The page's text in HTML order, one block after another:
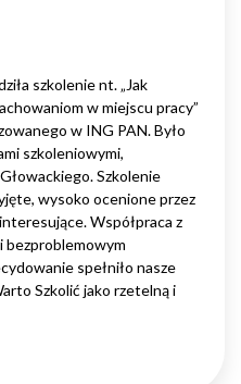
szkolenie nt. „Jak
w miejscu pracy”
w ING PAN. Było
szkoleniowymi,
Szkolenie
wysoko ocenione przez
Współpraca z
bezproblemowym
spełniło nasze
Szkolić jako rzetelną i